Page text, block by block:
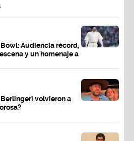
Audiencia récord,
y un homenaje a
volvieron a